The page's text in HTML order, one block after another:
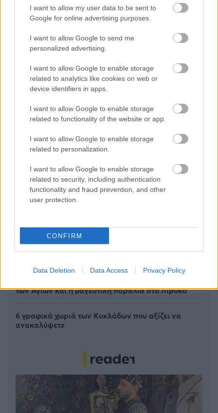
I want to allow my user data to be sent to
Google for online advertising purposes.
I want to allow Google to send me
personalized advertising.
I want to allow Google to enable storage
related to analytics like cookies on web or
device identifiers in apps.
I want to allow Google to enable storage
related to functionality of the website or app.
I want to allow Google to enable storage
related to personalization.
I want to allow Google to enable storage
related to security, including authentication
functionality and fraud prevention, and other
user protection.
CONFIRM
Data Deletion Data Access Privacy Policy
« 1 »
BEST OFINTERNET
Πέρα από τη Λισαβόνα: 10 μαγευτικοί προορισμοί
των Αγίων και η μαγευτική παραλία στο Λιβυκό
6 γραφικά χωριά των Κυκλάδων που αξίζει να
ανακαλύψετε